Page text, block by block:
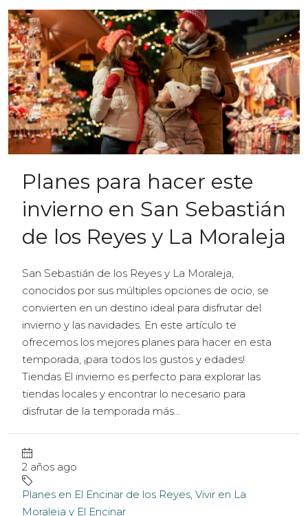
Planes para hacer este
invierno en San Sebastián
de los Reyes y La Moraleja
San Sebastián de los Reyes y La Moraleja,
conocidos por sus múltiples opciones de ocio, se
convierten en un destino ideal para disfrutar del
invierno y las navidades. En este artículo te
ofrecemos los mejores planes para hacer en esta
temporada, ¡para todos los gustos y edades!
Tiendas El invierno es perfecto para explorar las
tiendas locales y encontrar lo necesario para
disfrutar de la temporada más...
2 años ago
Planes en El Encinar de los Reyes, Vivir en La
Moraleja y El Encinar